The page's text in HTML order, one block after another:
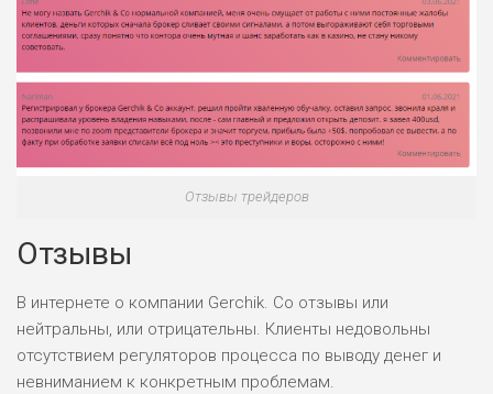
НАЗВАНИЕ ОБЗОР
ПОДОЙДЕТ
0
РИСКИ: НИЗКИЕ
РИСКИ: СРЕДНИЕ
ДОХОД: ВЫСОКИЙ
БЮДЖЕТ: НИЗКИЙ
Отзывы трейдеров
Отзывы
В интернете о компании Gerchik. Co отзывы или
нейтральны, или отрицательны. Клиенты недовольны
отсутствием регуляторов процесса по выводу денег и
невниманием к конкретным проблемам.